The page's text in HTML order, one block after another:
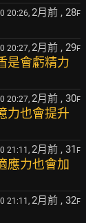
20:26, 2月前 , 28F
20:27, 2月前 , 29F
是會虧精力
20:27, 2月前 , 30F
力也會提升
21:11, 2月前 , 31 F
應力也會加
21:11, 2月前 , 32F